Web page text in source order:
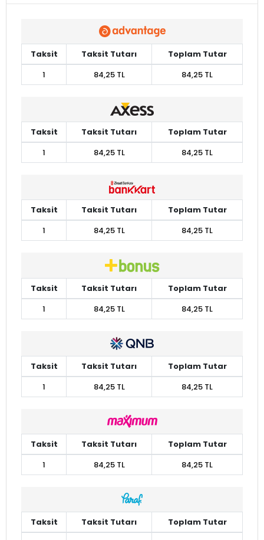
Taksit Taksit Tutarı
Toplam Tutar
1
84,25 TL 84,25 TL
Taksit Taksit Tutarı
Toplam Tutar
1
84,25 TL 84,25 TL
Taksit Taksit Tutarı
Toplam Tutar
1
84,25 TL 84,25 TL
Taksit Taksit Tutarı
Toplam Tutar
1
84,25 TL 84,25 TL
Taksit Taksit Tutarı
Toplam Tutar
1
84,25 TL 84,25 TL
Taksit Taksit Tutarı
Toplam Tutar
1
84,25 TL 84,25 TL
Taksit Taksit Tutarı
Toplam Tutar